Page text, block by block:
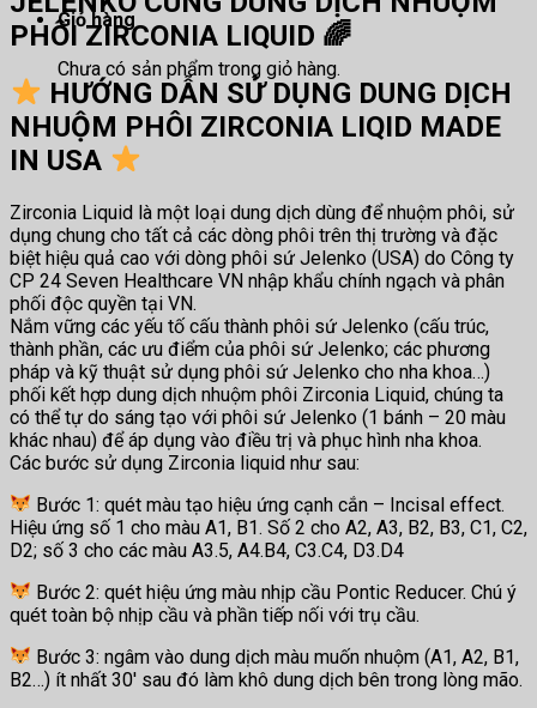
Giỏ hàng
Chưa có sản phẩm trong giỏ hàng.
PHÔI ZIRCONIA LIQUID 🌈
HƯỚNG DẪN SỬ DỤNG DUNG DỊCH
NHUỘM PHÔI ZIRCONIA LIQID MADE
IN USA
Zirconia Liquid là một loại dung dịch dùng để nhuộm phôi, sử
dụng chung cho tất cả các dòng phôi trên thị trường và đặc
biệt hiệu quả cao với dòng phôi sứ Jelenko (USA) do Công ty
CP 24 Seven Healthcare VN nhập khẩu chính ngạch và phân
phối độc quyền tại VN.
Nắm vững các yếu tố cấu thành phôi sứ Jelenko (cấu trúc,
thành phần, các ưu điểm của phôi sứ Jelenko; các phương
pháp và kỹ thuật sử dụng phôi sứ Jelenko cho nha khoa…)
phối kết hợp dung dịch nhuộm phôi Zirconia Liquid, chúng ta
có thể tự do sáng tạo với phôi sứ Jelenko (1 bánh – 20 màu
khác nhau) để áp dụng vào điều trị và phục hình nha khoa.
Các bước sử dụng Zirconia liquid như sau:
Bước 1: quét màu tạo hiệu ứng cạnh cắn – Incisal effect.
Hiệu ứng số 1 cho màu A1, B1. Số 2 cho A2, A3, B2, B3, C1, C2,
D2; số 3 cho các màu A3.5, A4.B4, C3.C4, D3.D4
Bước 2: quét hiệu ứng màu nhịp cầu Pontic Reducer. Chú ý
quét toàn bộ nhịp cầu và phần tiếp nối với trụ cầu.
Bước 3: ngâm vào dung dịch màu muốn nhuộm (A1, A2, B1,
B2…) ít nhất 30′ sau đó làm khô dung dịch bên trong lòng mão.